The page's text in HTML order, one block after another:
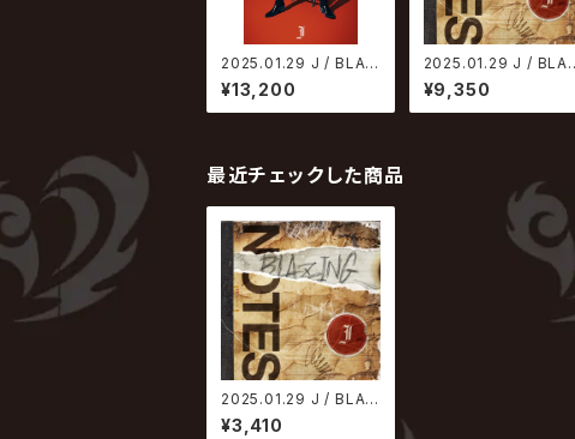
2025.01.29 J / BLAZ
ING NOTES【初回生産
限定スペシャルBOX盤】
¥13,200
2025.01.29 J / BLAZ
ING NOTES【CD＋映
像盤】
¥9,350
最近チェックした商品
2025.01.29 J / BLAZ
ING NOTES【通常盤】
¥3,410